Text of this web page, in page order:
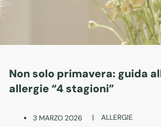
Non solo primavera: guida
allergie “4 stagioni”
3 MARZO 2026 | ALLERGIE